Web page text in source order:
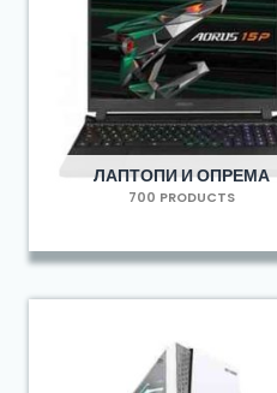
ЛАПТОПИ И ОПРЕМА
700 PRODUCTS